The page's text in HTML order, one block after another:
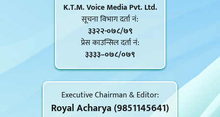
K.T.M. Voice Media Pvt. Ltd.
सूचना विभाग दर्ता नं‍:
३३२२-०७८/७९
प्रेस काउन्सिल दर्ता नं‍:
३३३३–०७८/०७९
Executive Chairman & Editor:
Royal Acharya (9851145641)